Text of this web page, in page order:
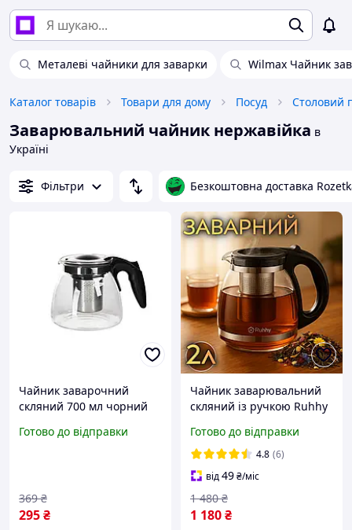
Металеві чайники для заварки Wilmax Чайник
Каталог товарів Товари для дому Посуд Столовий
Заварювальний чайник нержавійка в
Україні
Фільтри Безкоштовна доставка
Чайник заварочний
скляний 700 мл чорний
нержавіюча сталь
Готово до відправки
295₴
369 ₴
Чайник заварювальний
скляний із ручкою Ruhhy
чайник нержавіючий
великий заварник
побутовий для кухні й
чаю
Готово до відправки
4.8 (6)
від49₴/міс
1 180₴
1 480 ₴